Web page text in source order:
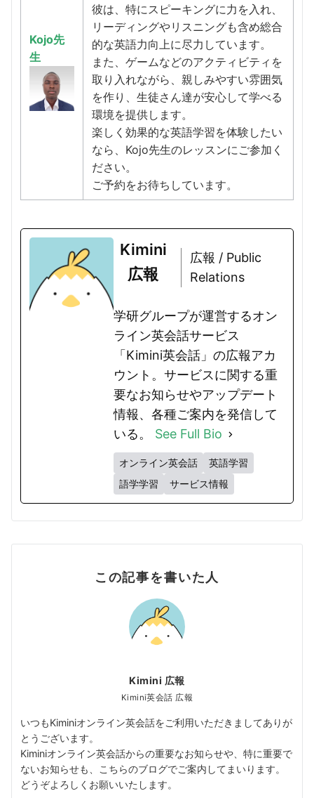
Kojo先
生
彼は、特にスピーキングに力を入れ、
リーディングやリスニングも含め総合
的な英語力向上に尽力しています。
また、ゲームなどのアクティビティを
取り入れながら、親しみやすい雰囲気
を作り、生徒さん達が安心して学べる
環境を提供します。
楽しく効果的な英語学習を体験したい
なら、Kojo先生のレッスンにご参加く
ださい。
ご予約をお待ちしています。
Kimini
広報
広報 / Public
Relations
学研グループが運営するオン
ライン英会話サービス
「Kimini英会話」の広報アカ
ウント。サービスに関する重
要なお知らせやアップデート
情報、各種ご案内を発信して
いる。 See Full Bio
オンライン英会話
英語学習
語学学習
サービス情報
この記事を書いた人
Kimini 広報
Kimini英会話 広報
いつもKiminiオンライン英会話をご利用いただきましてありが
とうございます。
Kiminiオンライン英会話からの重要なお知らせや、特に重要で
ないお知らせも、こちらのブログでご案内してまいります。
どうぞよろしくお願いいたします。